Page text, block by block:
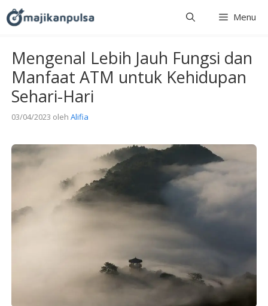
Langsung
ke
Menu
Mengenal Lebih Jauh Fungsi dan
Manfaat ATM untuk Kehidupan
Sehari-Hari
03/04/2023 oleh Alifia